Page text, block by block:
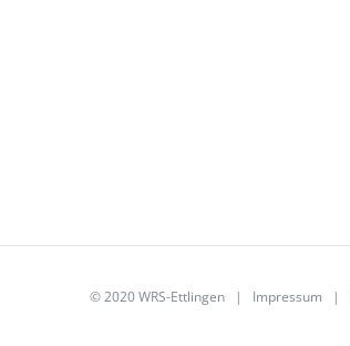
© 2020 WRS-Ettlingen | Impressum |